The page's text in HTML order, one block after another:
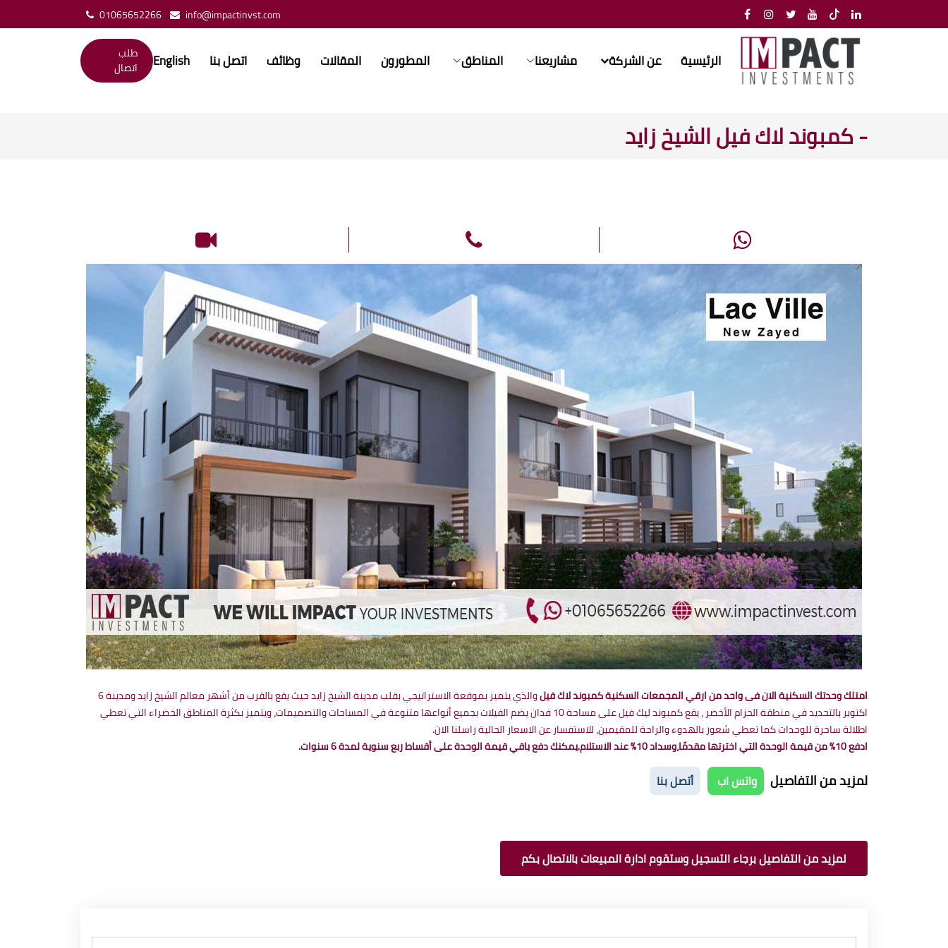
01065652266 info@impactinvst.com
الرئيسية عن الشركة مشاريعنا المناطق المطورون المقالات وظائف اتصل بنا English
طلب
اتصال
- كمبوند لاك فيل الشيخ زايد
امتلك وحدتك السكنية الان فى واحد من ارقي المجمعات السكنية كمبوند لاك فيل
والذي يتميز بموقعة الاستراتيجي بقلب مدينة الشيخ زايد حيث يقع بالقرب من أشهر معالم الشيخ زايد ومدينة 6
اكتوبر بالتحديد في منطقة الحزام الأخضر ، يقع كمبوند ليك فيل على مساحة 10 فدان يضم الفيلات بجميع أنواعها متنوعة في المساحات والتصميمات، ويتميز بكثرة المناطق الخضراء التي تعطي
اطلالة ساحرة للوحدات كما تعطي شعور بالهدوء والراحة للمقيمين، للاستفسار عن الاسعار الحالية راسلنا الان.
ادفع 10% من قيمة الوحدة التي اخترتها مقدمًا،وسداد 10% عند الاستلام.يمكنك دفع باقي قيمة الوحدة على أقساط ربع سنوية لمدة 6 سنوات.
لمزيد من التفاصيل واتس اب أتصل بنا
لمزيد من التفاصيل برجاء التسجيل وستقوم ادارة المبيعات بالاتصال بكم